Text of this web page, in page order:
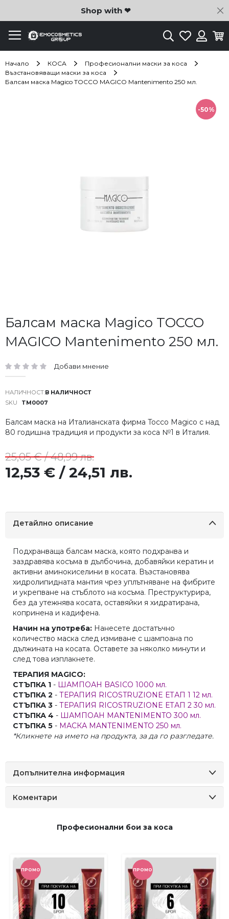
Shop with ❤
ТърсенеЛюбими
Начало КОСА
Професионални маски за коса
Възстановяващи маски за коса
Балсам маска Magico TOCCO MAGICO Mantenimento 250 мл.
Балсам маска Magico TOCCO
MAGICO Mantenimento 250 мл.
рейтинг: Добави мнение
В НАЛИЧНОСТ
SKU
TM0007
Балсам маска на Италианската фирма Tocco Magico с над
80 годишна традиция и продукти за коса №1 в Италия.
12,53 € / 24,51 лв.
25,05 € / 48,99 лв.
-50%
Преминете
към
началото
на
със
снимки
Детайлно описание
Подхранваща балсам маска, която подхранва и
заздравява косъма в дълбочина, добавяйки кератин и
активни аминокиселини в косата. Възстановява
хидролипидната мантия чрез уплътняване на фибрите
и укрепване на стъблото на косъма. Преструктурира,
без да утежнява косата, оставяйки я хидратирана,
копринена и кадифена.
Начин на употреба: Нанесете достатъчно
количество маска след измиване с шампоана по
дължината на косата. Оставете за няколко минути и
след това изплакнете.
ТЕРАПИЯ MAGICO:
СТЪПКА 1 - ШАМПОАН BASICO 1000 мл.
СТЪПКА 2 - ТЕРАПИЯ RICOSTRUZIONE ЕТАП 1 12 мл.
СТЪПКА 3 - ТЕРАПИЯ RICOSTRUZIONE ЕТАП 2 30 мл.
СТЪПКА 4 - ШАМПОАН MANTENIMENTO 300 мл.
СТЪПКА 5 - МАСКА MANTENIMENTO 250 мл.
*Кликнете на името на продукта, за да го разгледате.
Допълнителна информация
Коментари
Професионални бои за коса
ПРОМО ПРОМО